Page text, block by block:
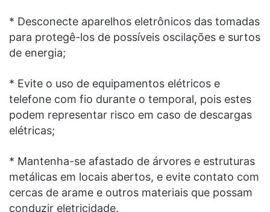
* Desconecte aparelhos eletrônicos das tomadas
para protegê-los de possíveis oscilações e surtos
de energia;
* Evite o uso de equipamentos elétricos e
telefone com fio durante o temporal, pois estes
podem representar risco em caso de descargas
elétricas;
* Mantenha-se afastado de árvores e estruturas
metálicas em locais abertos, e evite contato com
cercas de arame e outros materiais que possam
conduzir eletricidade.